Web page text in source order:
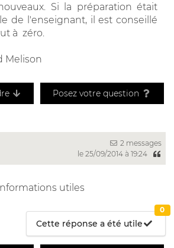
Si la préparation était
de l'enseignant, il est conseillé
à zéro.
Melison
Posez votre question
2 messages
le 25/09/2014 à 19:24
utiles
Cette réponse a été utile
0